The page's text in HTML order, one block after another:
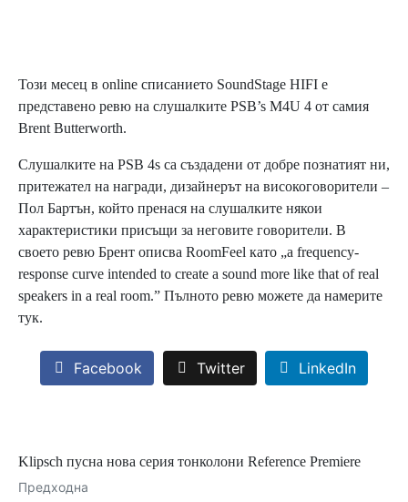
Този месец в online списанието SoundStage HIFI е
представено ревю на слушалките PSB’s M4U 4 от самия
Brent Butterworth.
Слушалките на PSB 4s са създадени от добре познатият ни,
притежател на награди, дизайнерът на високоговорители –
Пол Бартън, който пренася на слушалките някои
характеристики присъщи за неговите говорители. В
своето ревю Брент описва RoomFeel като „a frequency-
response curve intended to create a sound more like that of real
speakers in a real room.” Пълното ревю можете да намерите
тук.
Facebook Twitter LinkedIn
Klipsch пусна нова серия тонколони Reference Premiere
Предходна